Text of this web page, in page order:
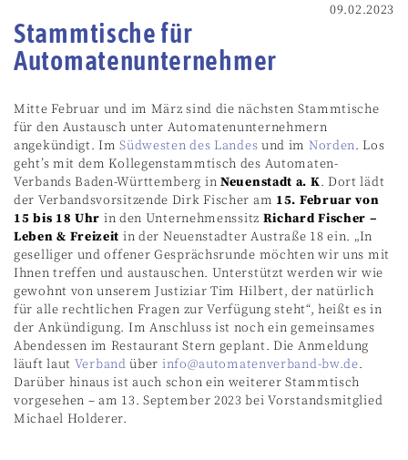
09.02.2023
Stammtische für
Automatenunternehmer
Mitte Februar und im März sind die nächsten Stammtische
für den Austausch unter Automatenunternehmern
angekündigt. ImSüdwesten des Landes und im Norden. Los
geht’s mit dem Kollegenstammtisch des Automaten-
Verbands Baden-Württemberg in Neuenstadt a. K. Dort lädt
der Verbandsvorsitzende Dirk Fischer am 15. Februar von
15 bis 18 Uhr in den Unternehmenssitz Richard Fischer –
Leben & Freizeit in der Neuenstadter Austraße 18 ein. „In
geselliger und offener Gesprächsrunde möchten wir uns mit
Ihnen treffen und austauschen. Unterstützt werden wir wie
gewohnt von unserem Justiziar Tim Hilbert, der natürlich
für alle rechtlichen Fragen zur Verfügung steht“, heißt es in
der Ankündigung. Im Anschluss ist noch ein gemeinsames
Abendessen im Restaurant Stern geplant. Die Anmeldung
läuft laut Verband über info@automatenverband-bw.de.
Darüber hinaus ist auch schon ein weiterer Stammtisch
vorgesehen – am 13. September 2023 bei Vorstandsmitglied
Michael Holderer.